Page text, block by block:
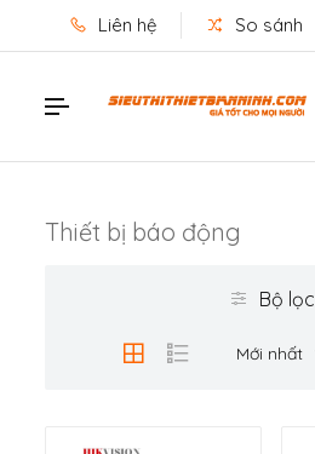
Liên hệ So sánh
Thiết bị báo động
Bộ lọc
Mới nhất